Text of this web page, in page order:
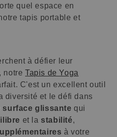
quel espace en
tapis portable et
à défier leur
, notreTapis de Yoga
C'est un excellent outil
diversité et le défi dans
surface glissante qui
et la stabilité,
à votre